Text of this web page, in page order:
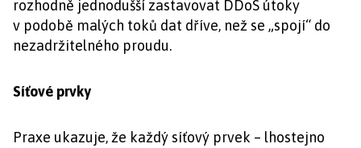
rozhodně jednodušší zastavovat DDoS útoky
v podobě malých toků dat dříve, než se „spojí“ do
nezadržitelného proudu.
Síťové prvky
Praxe ukazuje, že každý síťový prvek – lhostejno